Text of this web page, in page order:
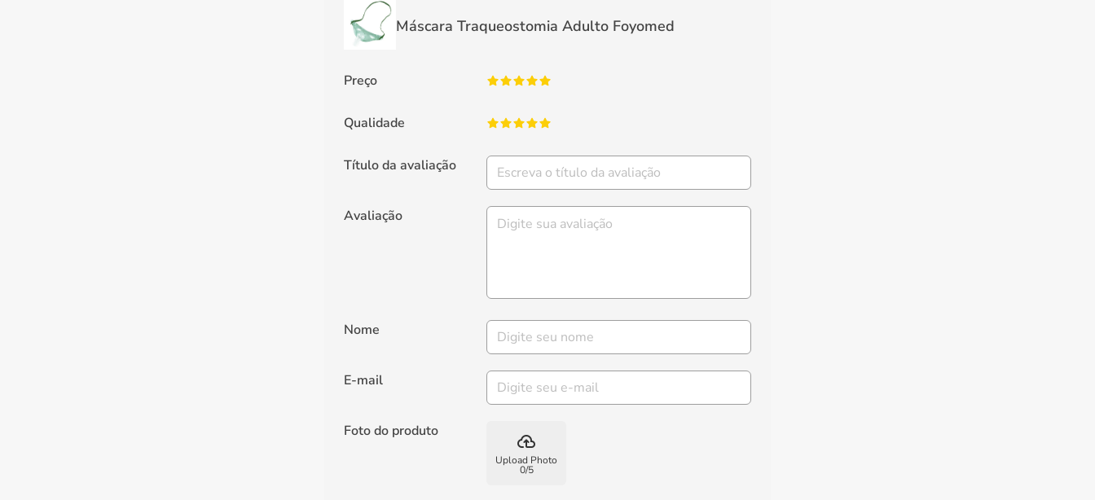
Máscara Traqueostomia Adulto Foyomed
Preço
Qualidade
Título da avaliação
Avaliação
Nome
E-mail
Foto do produto backup
Upload Photo
0/5